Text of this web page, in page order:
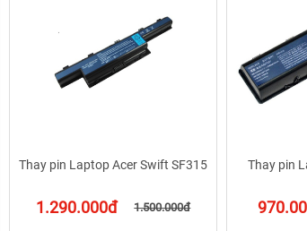
Thay pin Laptop Acer Swift SF315
1.290.000đ 1.500.000đ
Thay pin